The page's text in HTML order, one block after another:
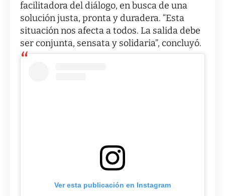
facilitadora del diálogo, en busca de una
solución justa, pronta y duradera. “Esta
situación nos afecta a todos. La salida debe
ser conjunta, sensata y solidaria”, concluyó.
Ver esta publicación en Instagram